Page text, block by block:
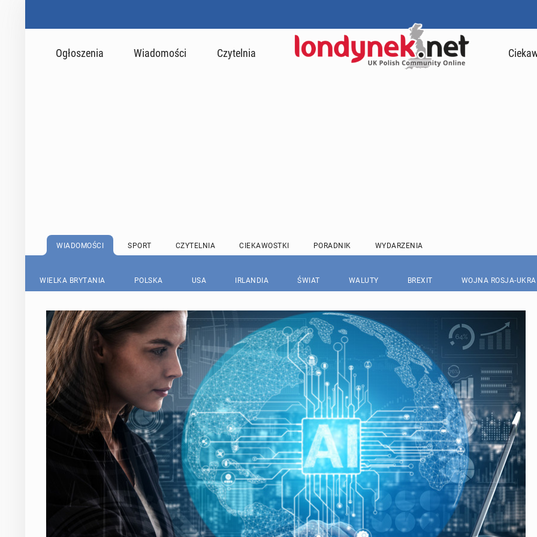
Ogłoszenia Wiadomości Czytelnia
WIADOMOŚCI SPORT CZYTELNIA CIEKAWOSTKI PORADNIK WYDARZENIA
WIELKA BRYTANIA POLSKA USA IRLANDIA ŚWIAT WALUTY BREXIT WOJNA ROSJA-